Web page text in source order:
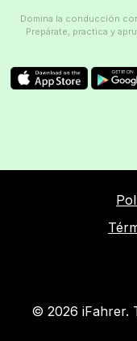
Domina la conducción
Prepárate, practica y
© 2026 iFahrer.